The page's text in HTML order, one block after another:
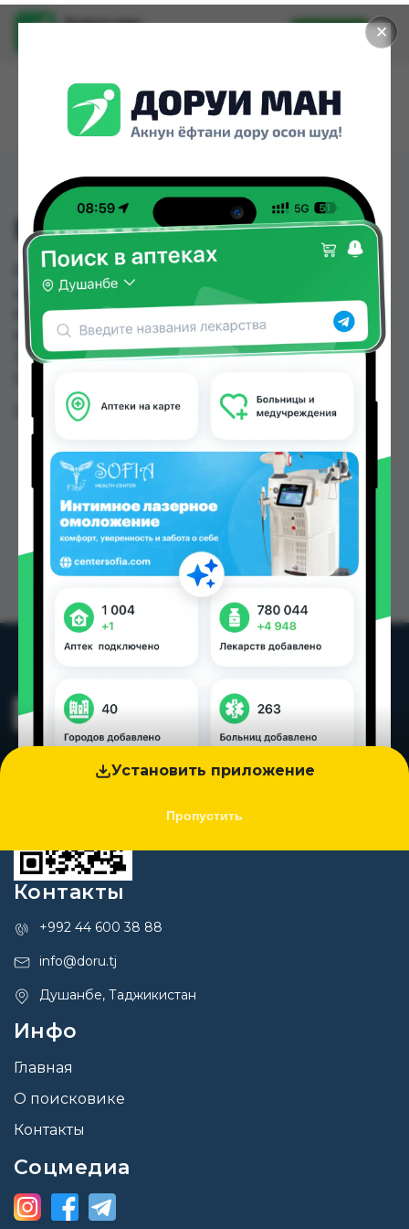
✕
Установить приложение
Пропустить
Доруи ман
Установить
ВИТАЖЕН ТБ №30
ВИТАЖЕН ТБ №30 можно купить или заказать в
аптеках, Аптека Нур (Nur), Арча, Дорухона
Махсус, Дорухона Океан, Дорухонаи НАСЛ,
Мадад фарм 56, Мадад фарм 7 по цене от 55.00
TJS до 66.00 TJS в Душанбе и других городах
Цена: от55.00 TJS
Контакты
+992 44 600 38 88
info@doru.tj
Душанбе, Таджикистан
Инфо
Главная
О поисковике
Контакты
Соцмедиа